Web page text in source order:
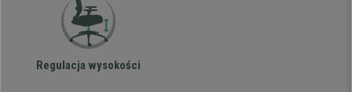
Regulacja wysokości